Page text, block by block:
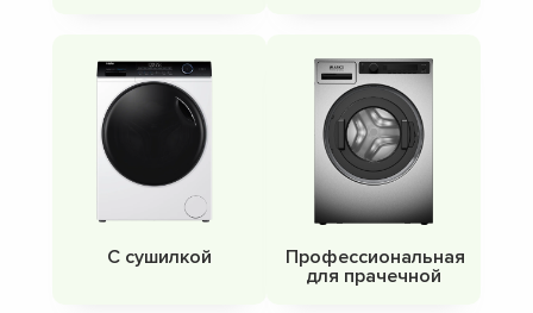
С сушилкой
Профессиональная
для прачечной